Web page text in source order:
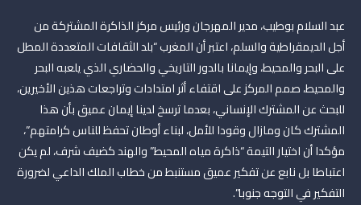
عبد السلام بوطيب، مدير المهرجان ورئيس مركز الذاكرة المشتركة من
أجل الديمقراطية والسلم، اعتبر أن المغرب “بلد الثقافات المتعددة المطل
على البحر والمحيط، وإيمانا بالدور التاريخي والحضاري الذي يلعبه البحر
والمحيط، صمم المركز على اقتفاء أثر امتدادات وتراجعات هذين الأخيرين،
للبحث عن المشترك الإنساني، بعدما ترسخ لدينا إيمان عميق بأن هذا
المشترك كان ومازال وقودا للأمل، لبناء أوطان تحفظ للناس كرامتهم”،
مؤكدا أن اختيار التيمة “ذاكرة مياه المحيط” والهند كضيف شرف، لم يكن
اعتباطا بل نابع عن تفكير عميق مستنبط من خطاب الملك الداعي لضرورة
التفكير في التوجه جنوبا”.